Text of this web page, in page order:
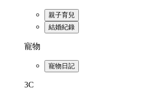
親子育兒
結婚紀錄
寵物
寵物日記
3C